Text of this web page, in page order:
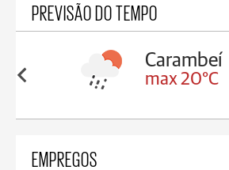
PREVISÃO DO TEMPO
18°C
Carambeí
max 20°C
EMPREGOS